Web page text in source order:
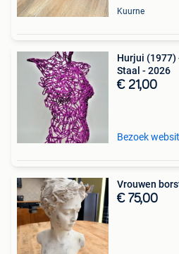
Kuurne
Hurjui (1977)
Staal - 2026
€ 21,00
Bezoek
Vrouwen
€ 75,00